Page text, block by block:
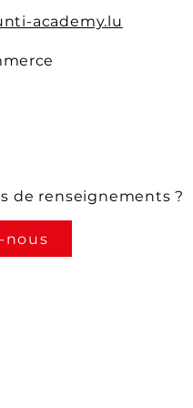
academy.lu
de renseignements ?
nous